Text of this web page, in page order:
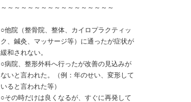
～～～～～～～～～～～～～～～～～
○他院（整骨院、整体、カイロプラクティッ
ク、鍼灸、マッサージ等）に通ったが症状が
緩和されない。
○病院、整形外科へ行ったが改善の見込みが
ないと言われた。（例：年のせい、変形して
いると言われた等）
○その時だけは良くなるが、すぐに再発して